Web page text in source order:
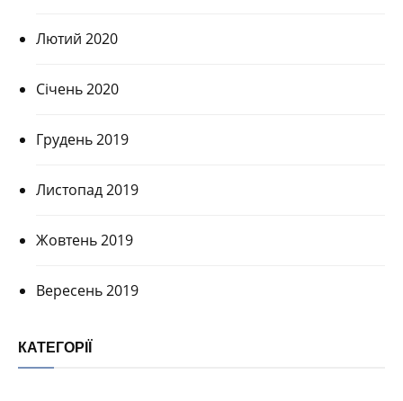
Лютий 2020
Січень 2020
Грудень 2019
Листопад 2019
Жовтень 2019
Вересень 2019
КАТЕГОРІЇ